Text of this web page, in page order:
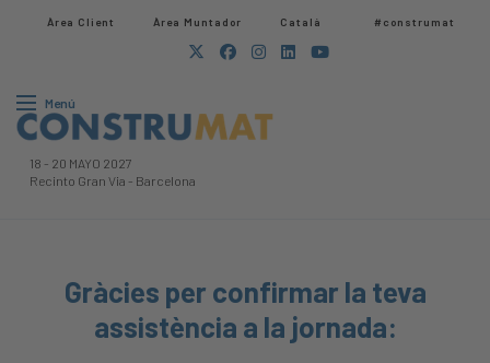
Àrea Client Àrea Muntador​ Català #construmat
Menú
18 - 20 MAYO 2027
Recinto Gran Via - Barcelona
Gràcies per confirmar la teva
assistència a la jornada: